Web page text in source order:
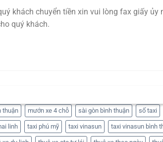
khách chuyển tiền xin vui lòng fax giấy
quý khách.
thuận mướn xe 4 chỗ sài gòn bình thuận số taxi
linh taxi phú mỹ taxi vinasun taxi vinasun bình